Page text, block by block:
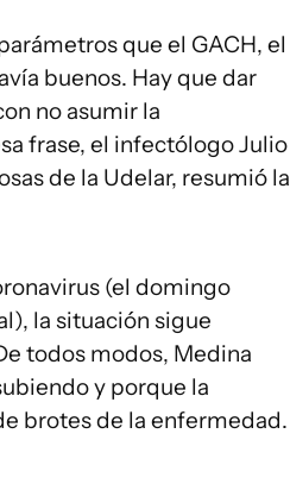
que el GACH, el
buenos. Hay que dar
no asumir la
frase, el infectólogo Julio
de la Udelar, resumió la
(el domingo
la situación sigue
todos modos, Medina
y porque la
brotes de la enfermedad.